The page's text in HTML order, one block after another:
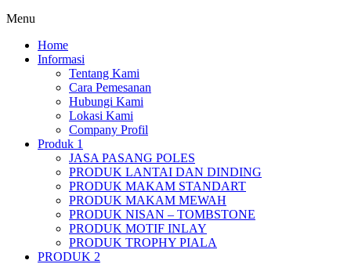
Menu
Home
Informasi
Tentang Kami
Cara Pemesanan
Hubungi Kami
Lokasi Kami
Company Profil
Produk 1
JASA PASANG POLES
PRODUK LANTAI DAN DINDING
PRODUK MAKAM STANDART
PRODUK MAKAM MEWAH
PRODUK NISAN – TOMBSTONE
PRODUK MOTIF INLAY
PRODUK TROPHY PIALA
PRODUK 2